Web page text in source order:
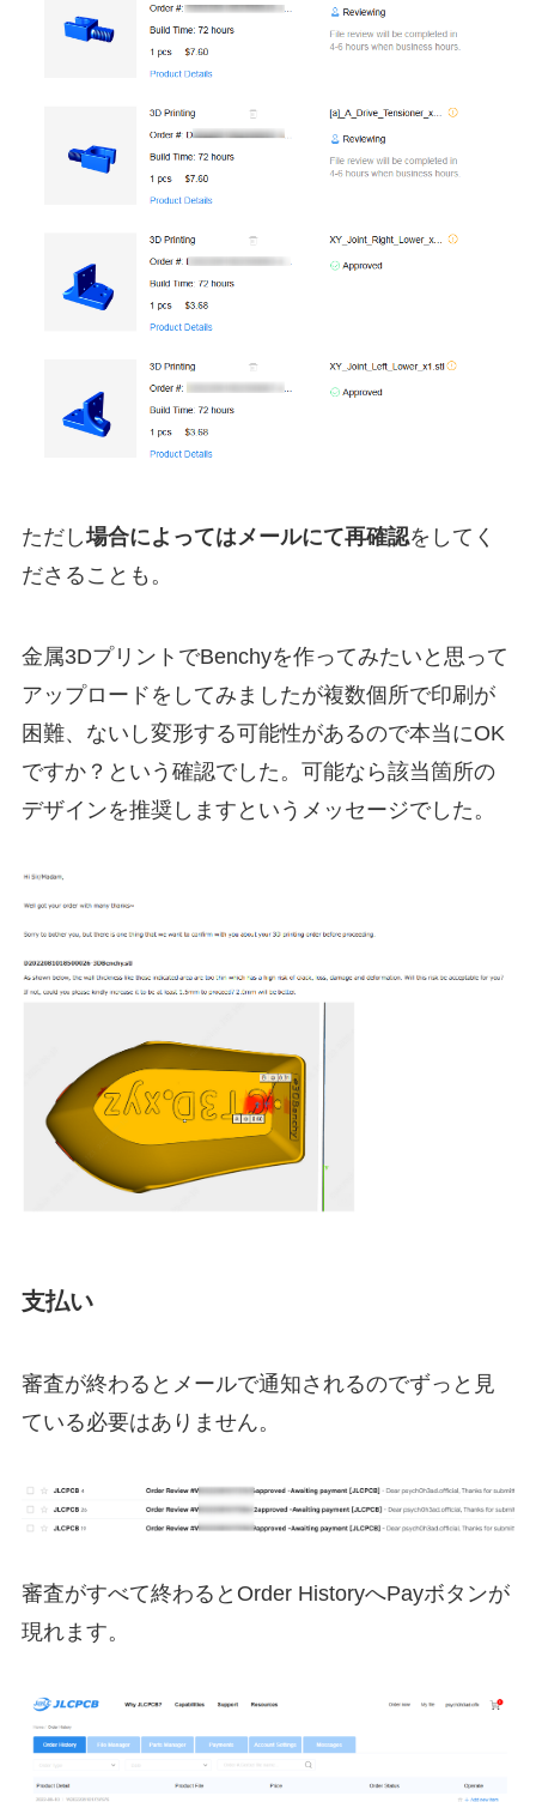
ただし場合によってはメールにて再確認をしてく
ださることも。
金属3DプリントでBenchyを作ってみたいと思って
アップロードをしてみましたが複数個所で印刷が
困難、ないし変形する可能性があるので本当にOK
ですか？という確認でした。可能なら該当箇所の
デザインを推奨しますというメッセージでした。
支払い
審査が終わるとメールで通知されるのでずっと見
ている必要はありません。
審査がすべて終わるとOrder HistoryへPayボタンが
現れます。